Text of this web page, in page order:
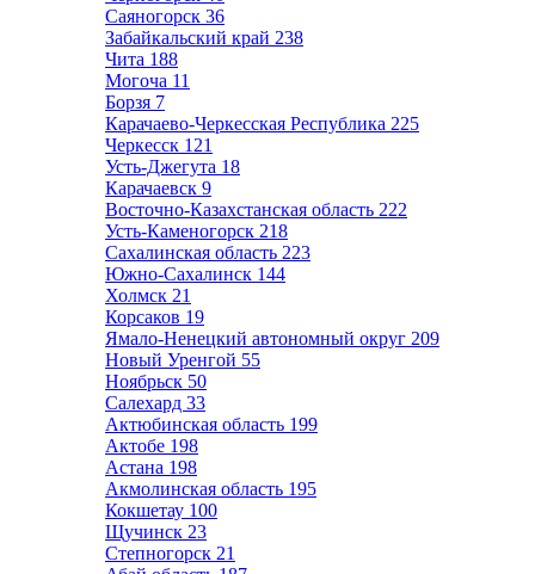
Саяногорск 36
Забайкальский край 238
Чита 188
Могоча 11
Борзя 7
Карачаево-Черкесская Республика 225
Черкесск 121
Усть-Джегута 18
Карачаевск 9
Восточно-Казахстанская область 222
Усть-Каменогорск 218
Сахалинская область 223
Южно-Сахалинск 144
Холмск 21
Корсаков 19
Ямало-Ненецкий автономный округ 209
Новый Уренгой 55
Ноябрьск 50
Салехард 33
Актюбинская область 199
Актобе 198
Астана 198
Акмолинская область 195
Кокшетау 100
Щучинск 23
Степногорск 21